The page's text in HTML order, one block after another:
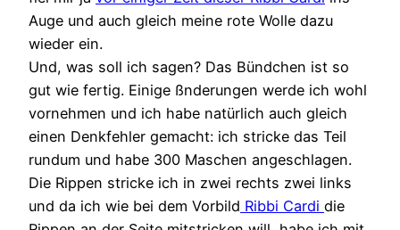
Auge und auch gleich meine rote Wolle dazu
wieder ein.
Und, was soll ich sagen? Das Bündchen ist so
gut wie fertig. Einige ßnderungen werde ich wohl
vornehmen und ich habe natürlich auch gleich
einen Denkfehler gemacht: ich stricke das Teil
rundum und habe 300 Maschen angeschlagen.
Die Rippen stricke ich in zwei rechts zwei links
und da ich wie bei dem Vorbild Ribbi Cardi die